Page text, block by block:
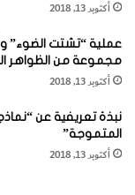
التبلو
ر ذو
نسيج
ناقص الشكل يتكون
أنديزين) وفلسبارات
والكوارتز إضافة إلى
ي
ي
"
أكتوبر 13, 2018
عملية “تشتت الضوء”
مجموعة من الظواهر
أكتوبر 13, 2018
نبذة تعريفية عن
المتموجة”
أكتوبر 13, 2018